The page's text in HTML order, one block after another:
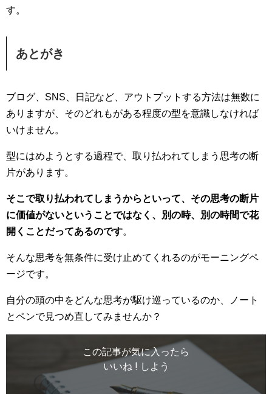
す。
あとがき
ブログ、SNS、日記など、アウトプットする方法は無数に
ありますが、そのどれもがある程度の型を意識しなければ
いけません。
型にはめようとする過程で、取り払われてしまう思考の断
片があります。
そこで取り払われてしまうからといって、その思考の断片
に価値がないということではなく、別の時、別の時間で花
開くことだってあるのです。
そんな思考を無条件に受け止めてくれるのがモーニングペ
ージです。
自分の頭の中をどんな思考が駆け巡っているのか、ノート
とペンで見つめ直してみませんか？
この記事が気に入ったら
いいね ! しよう